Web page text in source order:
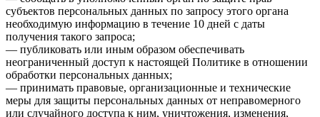
субъектов персональных данных по запросу этого органа
необходимую информацию в течение 10 дней с даты
получения такого запроса;
— публиковать или иным образом обеспечивать
неограниченный доступ к настоящей Политике в отношении
обработки персональных данных;
— принимать правовые, организационные и технические
меры для защиты персональных данных от неправомерного
или случайного доступа к ним, уничтожения, изменения,